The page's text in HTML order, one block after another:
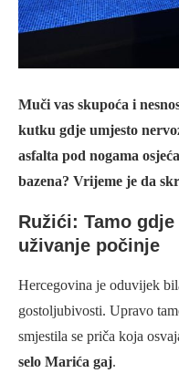
Muči vas skupoća i
kutku gdje umjesto
asfalta pod nogama
bazena? Vrijeme je da
Ružići: Tamo
uživanje počinje
Hercegovina je oduvijek
gostoljubivosti. Upravo
smjestila se priča koja
selo Marića gaj.